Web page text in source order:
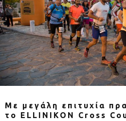
Με μεγάλη επιτυχία
το ELLINIKON Cross